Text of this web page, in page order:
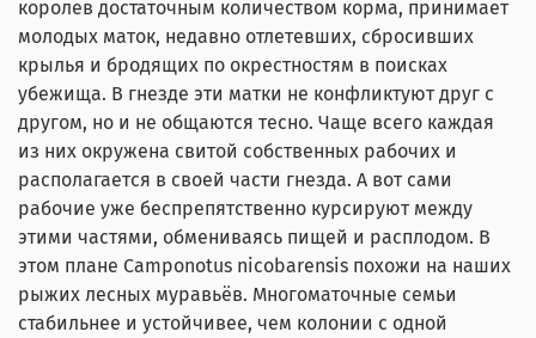
королев достаточным количеством корма, принимает
молодых маток, недавно отлетевших, сбросивших
крылья и бродящих по окрестностям в поисках
убежища. В гнезде эти матки не конфликтуют друг с
другом, но и не общаются тесно. Чаще всего каждая
из них окружена свитой собственных рабочих и
располагается в своей части гнезда. А вот сами
рабочие уже беспрепятственно курсируют между
этими частями, обмениваясь пищей и расплодом. В
этом плане Camponotus nicobarensis похожи на наших
рыжих лесных муравьёв. Многоматочные семьи
стабильнее и устойчивее, чем колонии с одной